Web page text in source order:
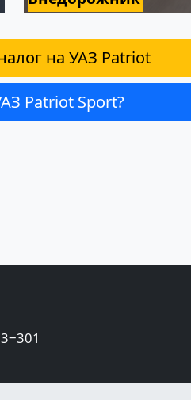
на УАЗ Patriot
Patriot Sport?